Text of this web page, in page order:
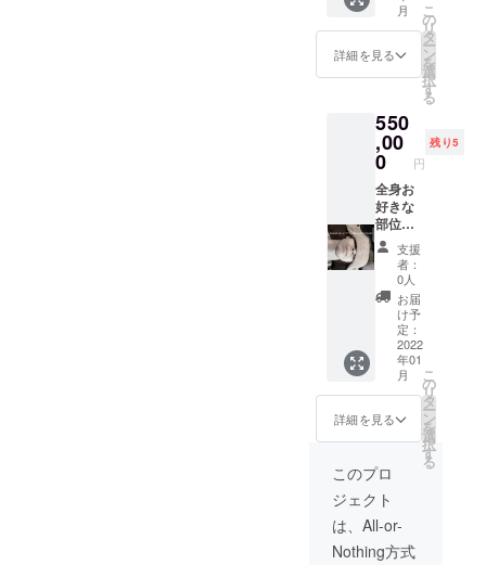
ただき
ますよ
うお願
「リ
ターン
の権利
の有効
期限：
2022年
1月〜
2022年
4月」
や治療
費・保
険等に
係るト
生した
場合
も、弊
社では
責任を
負いか
ねます
ため、
上記ご
了承い
ただき
ますよ
うお願
いいた
しま
す。
「リ
ターン
の権利
期限：
2022年
1月〜
2023年
1月」
に基づ
く医
療、診
療行為
せん。
効果に
は個人
差がご
ざいま
すこと
を予め
ご了承
くださ
い。」
恐れ入
ります
が、当
該行為
や治療
費・保
険等に
係るト
ラブル
生した
場合
も、弊
社では
責任を
負いか
月
詳細を見る
こ
の
リ
タ
ー
ン
を
選
択
す
る
550
,00
0 円
残り5
全身お
好きな
部位全
て無料1
回 入会
金、1年
毎更新
料1回、
月会費2
年間無
料 御礼
メール
※「法令
に基づ
く医
療行為
ではご
ざいま
せん。
効果に
は個人
支援
者：
0人
お届
け予
定：
2022
年01
月
詳細を見る
こ
の
リ
タ
ー
ン
を
選
択
す
る
このプロ
ジェクト
は、All-or-
Nothing方式